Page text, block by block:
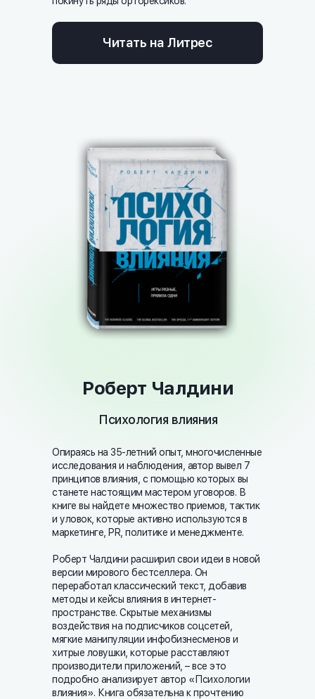
Читать на Литрес
Опираясь на 35-летний опыт, многочисленные
исследования и наблюдения, автор вывел 7
принципов влияния, с помощью которых вы
станете настоящим мастером уговоров. В
книге вы найдете множество приемов, тактик
и уловок, которые активно используются в
маркетинге, PR, политике и менеджменте.
Роберт Чалдини расширил свои идеи в новой
версии мирового бестселлера. Он
переработал классический текст, добавив
методы и кейсы влияния в интернет-
пространстве. Скрытые механизмы
воздействия на подписчиков соцсетей,
мягкие манипуляции инфобизнесменов и
хитрые ловушки, которые расставляют
производители приложений, – все это
подробно анализирует автор «Психологии
влияния». Книга обязательна к прочтению
Роберт Чалдини
Психология влияния